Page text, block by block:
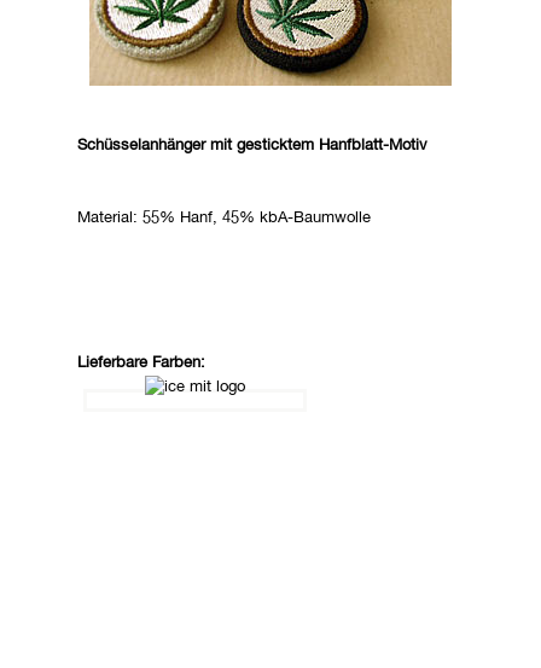
Schüsselanhänger mit gesticktem Hanfblatt-Motiv
Material: 55% Hanf, 45% kbA-Baumwolle
Lieferbare Farben: